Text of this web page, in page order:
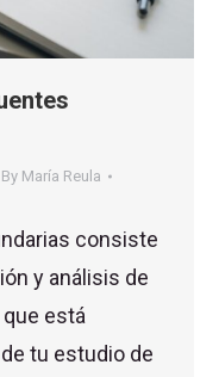
By María Reula
consiste
y análisis de
está
tu estudio de